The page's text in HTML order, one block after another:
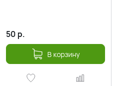
50 р.
В корзину